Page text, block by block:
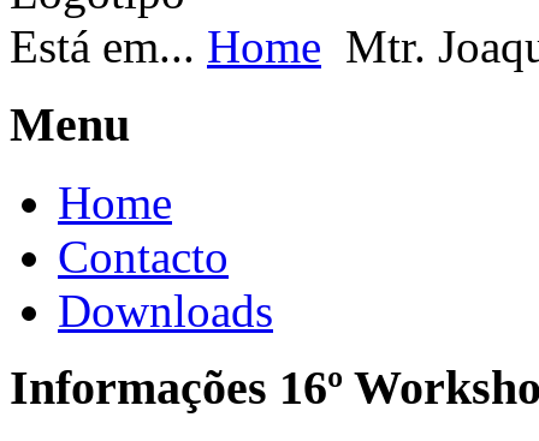
Está em... Home Mtr.
Menu
Home
Contacto
Downloads
Informações 16º